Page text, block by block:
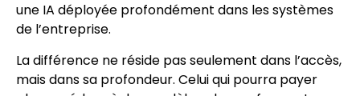
une IA déployée profondément dans les systèmes
de l’entreprise.
La différence ne réside pas seulement dans l’accès,
mais dans sa profondeur. Celui qui pourra payer